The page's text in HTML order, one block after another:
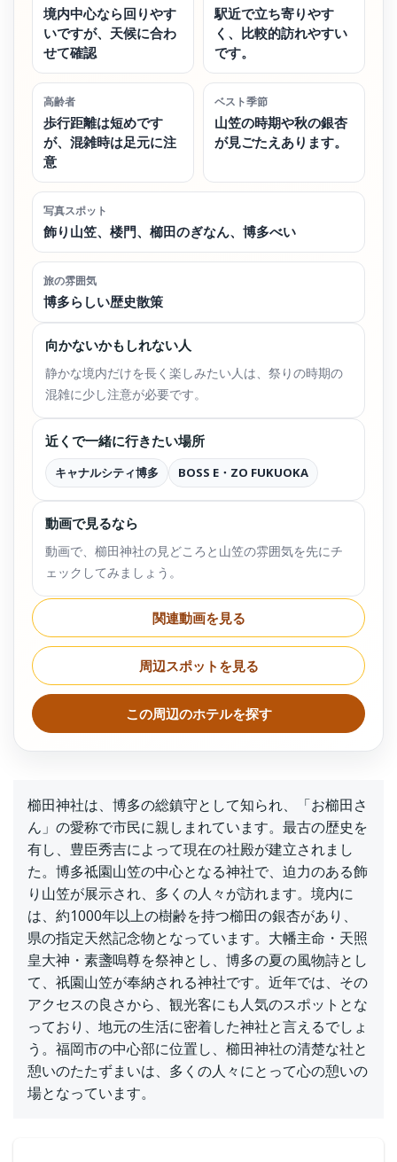
境内中心なら回りやす
いですが、天候に合わ
せて確認
駅近で立ち寄りやす
く、比較的訪れやすい
です。
高齢者
歩行距離は短めです
が、混雑時は足元に注
意
ベスト季節
山笠の時期や秋の銀杏
が見ごたえあります。
写真スポット
飾り山笠、楼門、櫛田のぎなん、博多べい
旅の雰囲気
博多らしい歴史散策
向かないかもしれない人
静かな境内だけを長く楽しみたい人は、祭りの時期の
混雑に少し注意が必要です。
近くで一緒に行きたい場所
キャナルシティ博多 BOSS E・ZO FUKUOKA
動画で見るなら
動画で、櫛田神社の見どころと山笠の雰囲気を先にチ
ェックしてみましょう。
関連動画を見る
周辺スポットを見る
この周辺のホテルを探す
櫛田神社は、博多の総鎮守として知られ、「お櫛田さ
ん」の愛称で市民に親しまれています。最古の歴史を
有し、豊臣秀吉によって現在の社殿が建立されまし
た。博多祗園山笠の中心となる神社で、迫力のある飾
り山笠が展示され、多くの人々が訪れます。境内に
は、約1000年以上の樹齢を持つ櫛田の銀杏があり、
県の指定天然記念物となっています。大幡主命・天照
皇大神・素盞嗚尊を祭神とし、博多の夏の風物詩とし
て、祇園山笠が奉納される神社です。近年では、その
アクセスの良さから、観光客にも人気のスポットとな
っており、地元の生活に密着した神社と言えるでしょ
う。福岡市の中心部に位置し、櫛田神社の清楚な社と
憩いのたたずまいは、多くの人々にとって心の憩いの
場となっています。